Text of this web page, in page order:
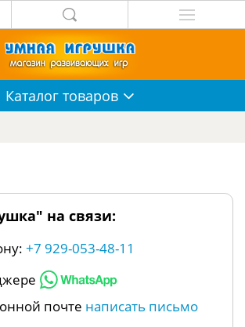
Каталог товаров
на связи:
+7 929-053-48-11
почте написать письмо